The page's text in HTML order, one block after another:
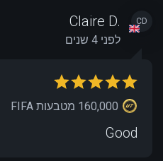
CD
Claire D.
לפני 4 שנים
Good